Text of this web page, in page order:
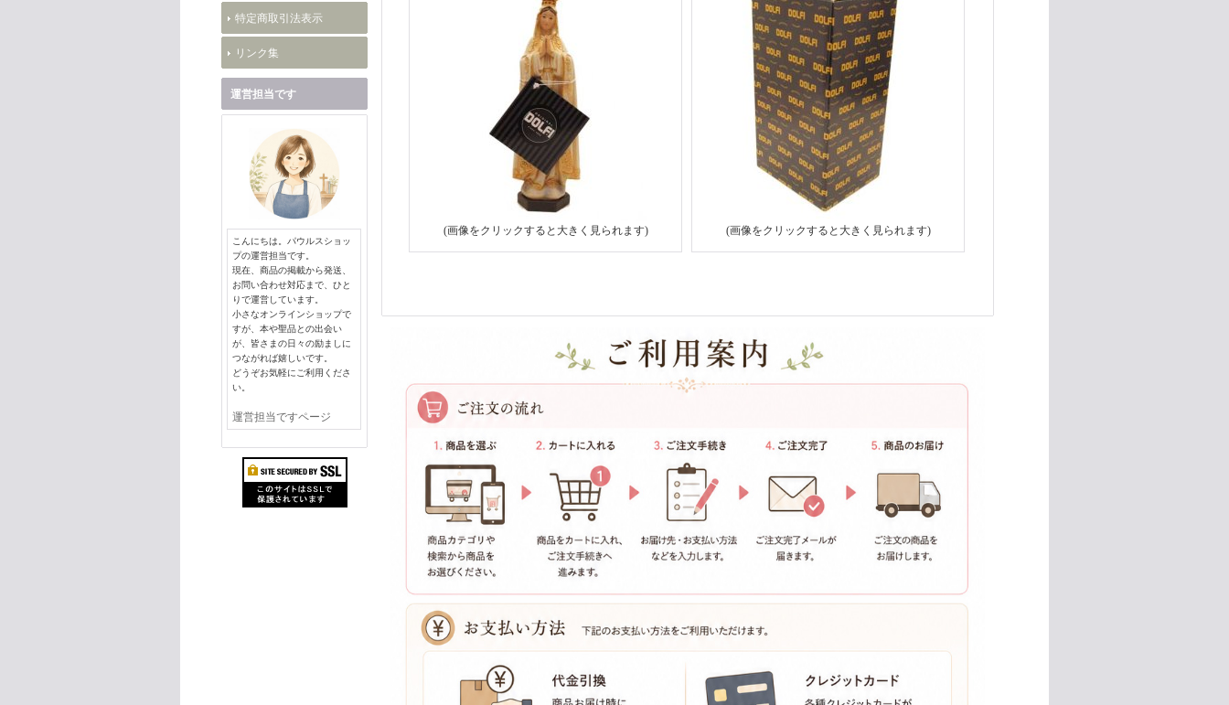
特定商取引法表示
リンク集
運営担当です
こんにちは。パウルスショッ
プの運営担当です。
現在、商品の掲載から発送、
お問い合わせ対応まで、ひと
りで運営しています。
小さなオンラインショップで
すが、本や聖品との出会い
が、皆さまの日々の励ましに
つながれば嬉しいです。
どうぞお気軽にご利用くださ
い。
運営担当ですページ
(画像をクリックすると大きく見られます) (画像をクリックすると大きく見られます)